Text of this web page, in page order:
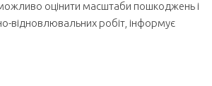
оцінити масштаби пошкоджень і
відновлювальних робіт, інформує